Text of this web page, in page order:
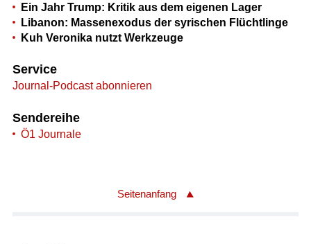
Ein Jahr Trump: Kritik aus dem eigenen Lager
Libanon: Massenexodus der syrischen Flüchtlinge
Kuh Veronika nutzt Werkzeuge
Service
Journal-Podcast abonnieren
Sendereihe
Ö1 Journale
Seitenanfang